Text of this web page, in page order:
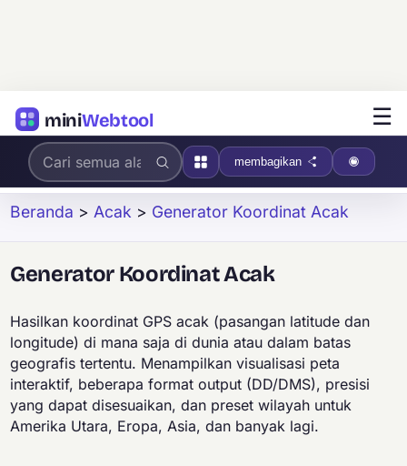
miniWebtool ☰
membagikan
Beranda > Acak > Generator Koordinat Acak
Generator Koordinat Acak
Hasilkan koordinat GPS acak (pasangan latitude dan
longitude) di mana saja di dunia atau dalam batas
geografis tertentu. Menampilkan visualisasi peta
interaktif, beberapa format output (DD/DMS), presisi
yang dapat disesuaikan, dan preset wilayah untuk
Amerika Utara, Eropa, Asia, dan banyak lagi.